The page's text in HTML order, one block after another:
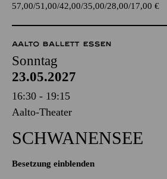
57,00 51,00 42,00 35,00 28,00 17,00 €
AALTO BALLETT ESSEN
Sonntag
23.05.2027
16:30 - 19:15
Aalto-Theater
SCHWANEN­SEE
Besetzung einblenden